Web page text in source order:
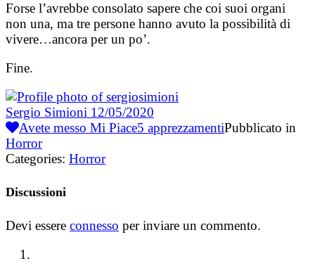
Forse l’avrebbe consolato sapere che coi suoi organi
non una, ma tre persone hanno avuto la possibilità di
vivere…ancora per un po’.
Fine.
Sergio Simioni 12/05/2020
Avete messo Mi Piace5 apprezzamentiPubblicato in
Horror
Categories: Horror
Discussioni
Devi essere connesso per inviare un commento.